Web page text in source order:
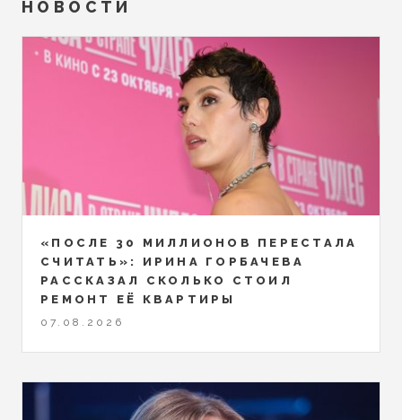
НОВОСТИ
«ПОСЛЕ 30 МИЛЛИОНОВ ПЕРЕСТАЛА
СЧИТАТЬ»: ИРИНА ГОРБАЧЕВА
РАССКАЗАЛ СКОЛЬКО СТОИЛ
РЕМОНТ ЕЁ КВАРТИРЫ
07.08.2026